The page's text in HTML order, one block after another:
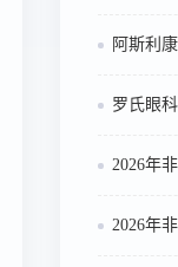
阿斯利康百时美施
罗氏眼科药双
2026年非
2026年非